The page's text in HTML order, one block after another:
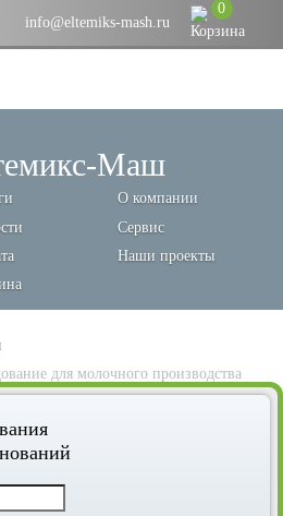
info@eltemiks-mash.ru
0
О компании
Сервис
Наши проекты
для молочного производства